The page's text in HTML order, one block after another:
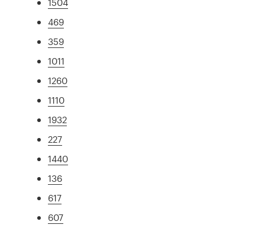
469
359
1011
1260
1110
1932
227
1440
136
617
607